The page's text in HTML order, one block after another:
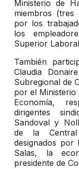
Ministerio de
miembros (tres
por los
los
Superior
También
Claudia
Subregional de
por el Ministerio
Economía,
dirigentes
Sandoval y
de la
designados por
Salas, la
presidente de